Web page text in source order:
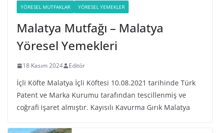
YÖRESEL MUTFAKLAR YÖRESEL YEMEKLER
Malatya Mutfağı – Malatya
Yöresel Yemekleri
18 Kasım 2024 Editör
İçli Köfte Malatya İçli Köftesi 10.08.2021 tarihinde Türk
Patent ve Marka Kurumu tarafından tescillenmiş ve
coğrafi işaret almıştır. Kayısılı Kavurma Gırık Malatya